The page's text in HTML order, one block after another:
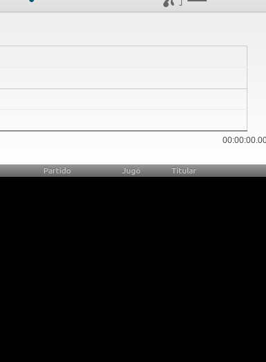
Partido Jugó Titular